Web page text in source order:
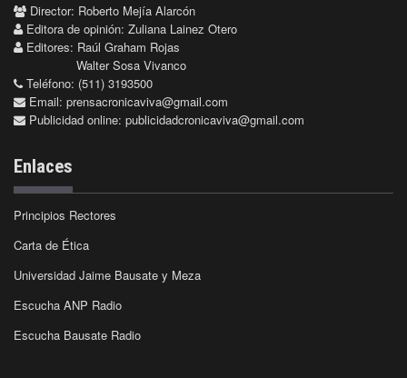
Director: Roberto Mejía Alarcón
Editora de opinión: Zuliana Lainez Otero
Editores: Raúl Graham Rojas
Walter Sosa Vivanco
Teléfono: (511) 3193500
Email: prensacronicaviva@gmail.com
Publicidad online: publicidadcronicaviva@gmail.com
Enlaces
Principios Rectores
Carta de Ética
Universidad Jaime Bausate y Meza
Escucha ANP Radio
Escucha Bausate Radio